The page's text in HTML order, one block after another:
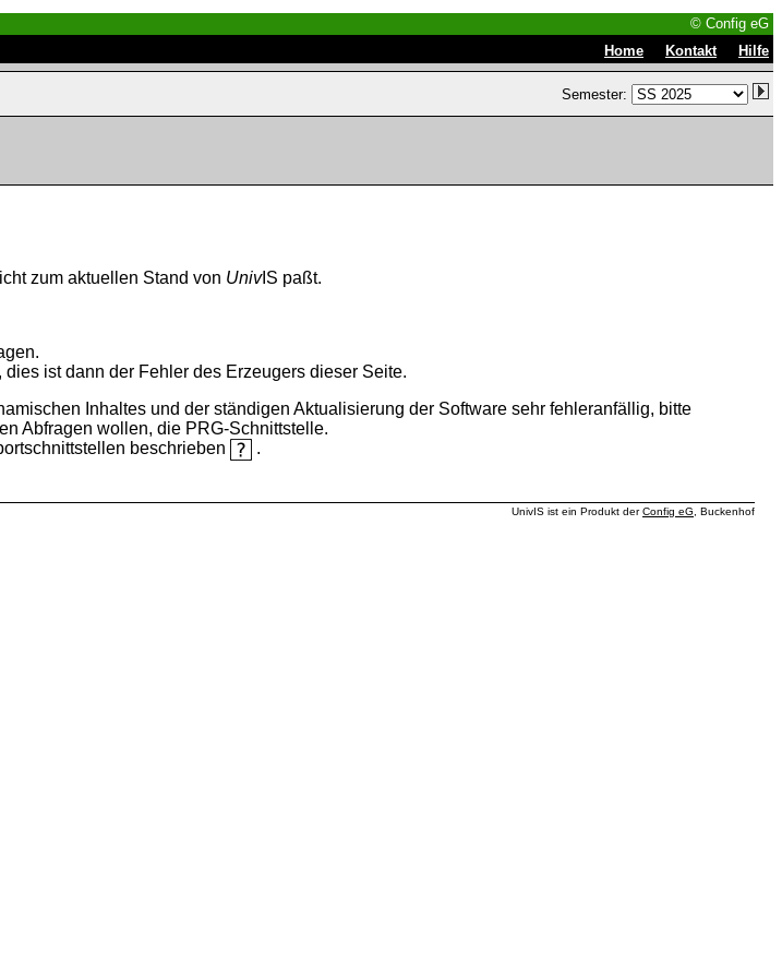
© Config eG
Home Kontakt Hilfe
Semester:
zum aktuellen Stand von UnivIS paßt.
ist dann der Fehler des Erzeugers dieser Seite.
Inhaltes und der ständigen Aktualisierung der Software sehr fehleranfällig, bitte
Abfragen wollen, die PRG-Schnittstelle.
beschrieben
.
UnivIS ist ein Produkt derConfig eG , Buckenhof